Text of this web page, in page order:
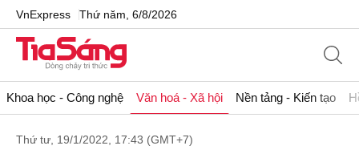
VnExpress Thứ năm, 6/8/2026
Khoa học - Công nghệ Văn hoá - Xã hội Nền tảng - Kiến tạo
Thứ tư, 19/1/2022, 17:43 (GMT+7)